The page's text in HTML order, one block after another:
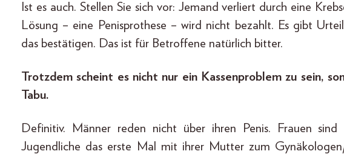
Ist es auch. Stellen Sie sich vor: Jemand verliert durch eine
Lösung – eine Penisprothese – wird nicht bezahlt. Es gibt
das bestätigen. Das ist für Betroffene natürlich bitter.
Trotzdem scheint es nicht nur ein Kassenproblem zu sein,
Tabu.
Definitiv. Männer reden nicht über ihren Penis. Frauen
Jugendliche das erste Mal mit ihrer Mutter zum